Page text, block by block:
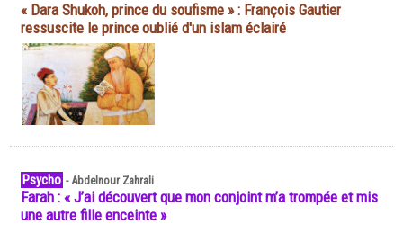
« Dara Shukoh, prince du soufisme » : François Gautier
ressuscite le prince oublié d'un islam éclairé
Psycho -Abdelnour Zahrali
Farah : « J’ai découvert que mon conjoint m’a trompée et mis
une autre fille enceinte »